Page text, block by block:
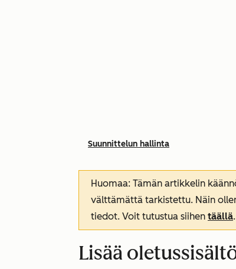
Suunnittelun hallinta
Huomaa: Tämän artikkelin
välttämättä tarkistettu. Näin
tiedot. Voit tutustua siihen täällä.
Lisää